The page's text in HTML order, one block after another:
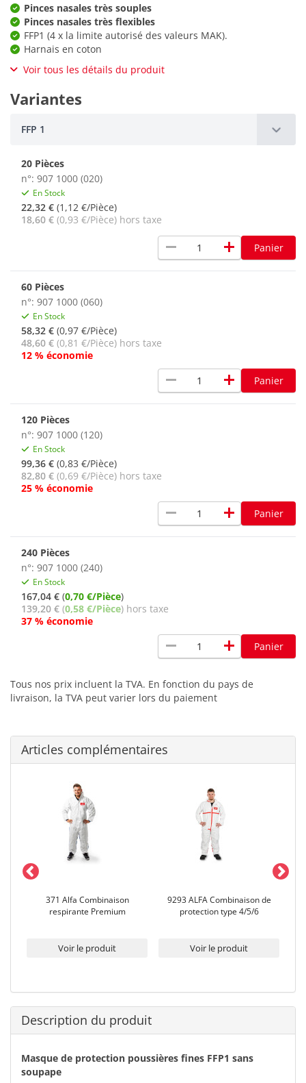
Pinces nasales très souples
Pinces nasales très flexibles
FFP1 (4 x la limite autorisé des valeurs MAK).
Harnais en coton
Voir tous les détails du produit
Variantes
FFP 1
20 Pièces
n°: 907 1000 (020)
En Stock
22,32 € (1,12 €/Pièce)
18,60 € (0,93 €/Pièce) hors taxe
remove add Panier
60 Pièces
n°: 907 1000 (060)
En Stock
58,32 € (0,97 €/Pièce)
48,60 € (0,81 €/Pièce) hors taxe
12 % économie
remove add Panier
120 Pièces
n°: 907 1000 (120)
En Stock
99,36 € (0,83 €/Pièce)
82,80 € (0,69 €/Pièce) hors taxe
25 % économie
remove add Panier
240 Pièces
n°: 907 1000 (240)
En Stock
167,04 € (0,70 €/Pièce)
139,20 € (0,58 €/Pièce) hors taxe
37 % économie
remove add Panier
Tous nos prix incluent la TVA. En fonction du pays de
livraison, la TVA peut varier lors du paiement
Articles complémentaires
371 Alfa Combinaison
respirante Premium
Voir le produit
9293 ALFA Combinaison de
protection type 4/5/6
Voir le produit
Description du produit
Masque de protection poussières fines FFP1 sans
soupape